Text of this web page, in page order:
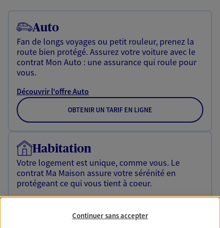
Auto
Fan de longs voyages ou petit rouleur, prenez la
route bien protégé. Assurez votre voiture avec le
contrat Mon Auto : une assurance qui roule pour
vous.
Découvrir l'offre Auto
OBTENIR UN TARIF EN LIGNE
Habitation
Votre logement est unique, comme vous. Le
contrat Ma Maison assure votre sérénité en
protégeant ce qui vous tient à coeur.
OBTENIR UN TARIF EN LIGNE
Continuer sans accepter